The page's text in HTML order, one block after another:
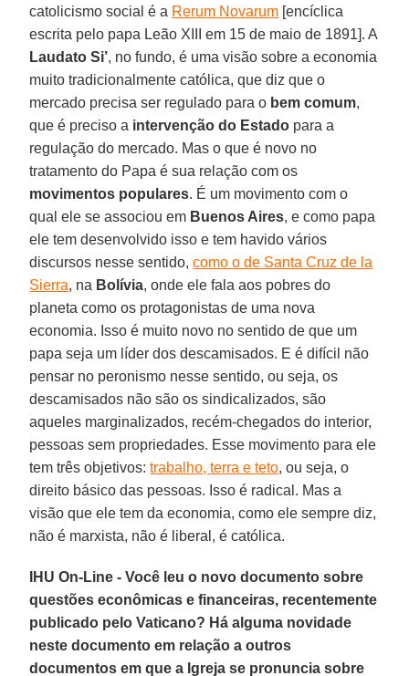
catolicismo social é a Rerum Novarum [encíclica
escrita pelo papa Leão XIII em 15 de maio de 1891]. A
Laudato Si’, no fundo, é uma visão sobre a economia
muito tradicionalmente católica, que diz que o
mercado precisa ser regulado para o bem comum,
que é preciso a intervenção do Estado para a
regulação do mercado. Mas o que é novo no
tratamento do Papa é sua relação com os
movimentos populares. É um movimento com o
qual ele se associou em Buenos Aires, e como papa
ele tem desenvolvido isso e tem havido vários
discursos nesse sentido,como o de Santa Cruz de la
Sierra, na Bolívia, onde ele fala aos pobres do
planeta como os protagonistas de uma nova
economia. Isso é muito novo no sentido de que um
papa seja um líder dos descamisados. E é difícil não
pensar no peronismo nesse sentido, ou seja, os
descamisados não são os sindicalizados, são
aqueles marginalizados, recém-chegados do interior,
pessoas sem propriedades. Esse movimento para ele
tem três objetivos:trabalho, terra e teto, ou seja, o
direito básico das pessoas. Isso é radical. Mas a
visão que ele tem da economia, como ele sempre diz,
não é marxista, não é liberal, é católica.
IHU On-Line - Você leu o novo documento sobre
questões econômicas e financeiras, recentemente
publicado pelo Vaticano? Há alguma novidade
neste documento em relação a outros
documentos em que a Igreja se pronuncia sobre